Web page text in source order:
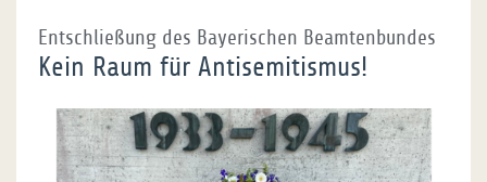
Entschließung des Bayerischen Beamtenbundes
Kein Raum für Antisemitismus!